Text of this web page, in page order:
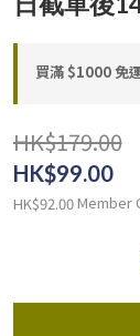
買滿 $1000 免
HK$179.00
HK$99.00
HK$92.00Member